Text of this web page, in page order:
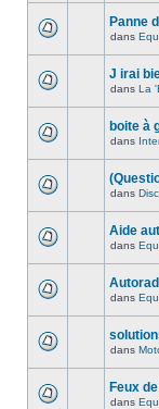
Panne
dans
J irai
dans La
boite à
dans
dans
Aide
dans
dans
dans
Feux
dans